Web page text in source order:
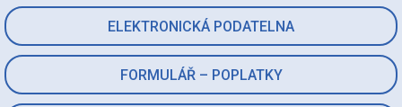
ELEKTRONICKÁ PODATELNA
FORMULÁŘ – POPLATKY